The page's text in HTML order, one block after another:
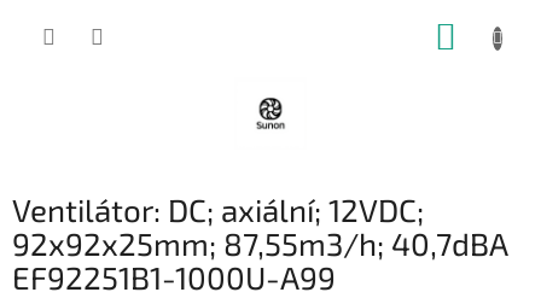
Ventilátor: DC; axiální; 12VDC;
92x92x25mm; 87,55m3/h; 40,7dBA
EF92251B1-1000U-A99